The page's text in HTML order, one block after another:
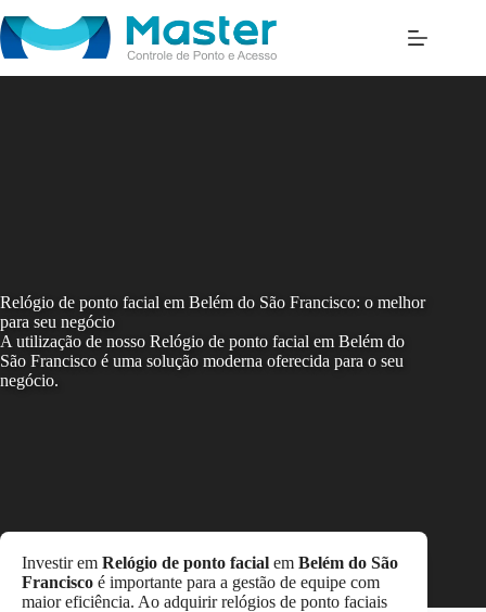
to
content
Relógio de ponto facial em Belém do São Francisco: o melhor
para seu negócio
A utilização de nosso Relógio de ponto facial em Belém do
São Francisco é uma solução moderna oferecida para o seu
negócio.
Investir em Relógio de ponto facial em Belém do São
Francisco é importante para a gestão de equipe com
maior eficiência. Ao adquirir relógios de ponto faciais